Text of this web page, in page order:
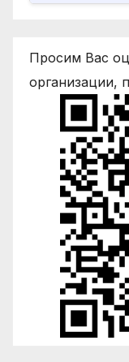
Просим Вас
организации,